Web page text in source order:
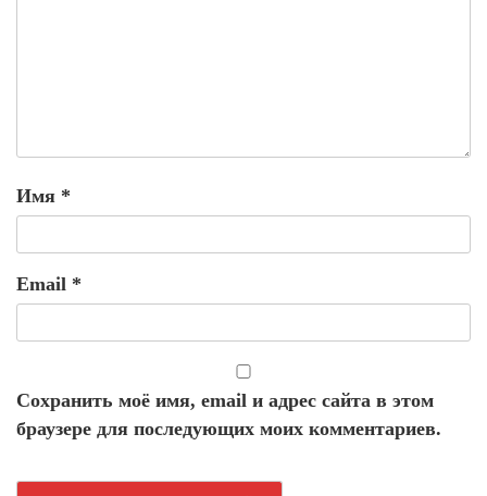
Имя *
Email *
Сохранить моё имя, email и адрес сайта в этом
браузере для последующих моих комментариев.